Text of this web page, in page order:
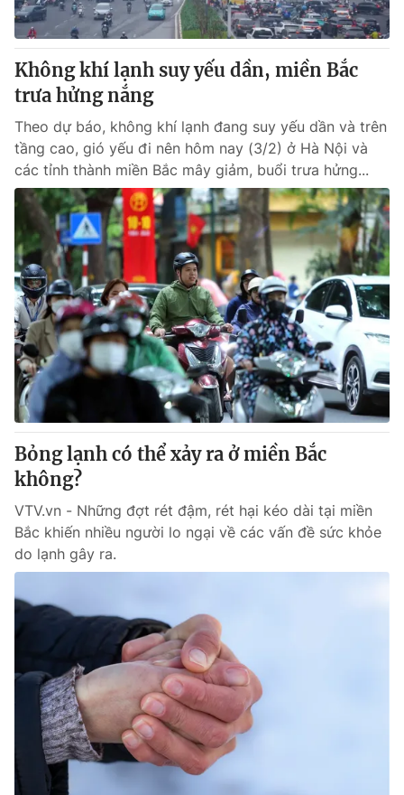
Không khí lạnh suy yếu dần, miền Bắc
trưa hửng nắng
Theo dự báo, không khí lạnh đang suy yếu dần và trên
tầng cao, gió yếu đi nên hôm nay (3/2) ở Hà Nội và
các tỉnh thành miền Bắc mây giảm, buổi trưa hửng...
Bỏng lạnh có thể xảy ra ở miền Bắc
không?
VTV.vn - Những đợt rét đậm, rét hại kéo dài tại miền
Bắc khiến nhiều người lo ngại về các vấn đề sức khỏe
do lạnh gây ra.